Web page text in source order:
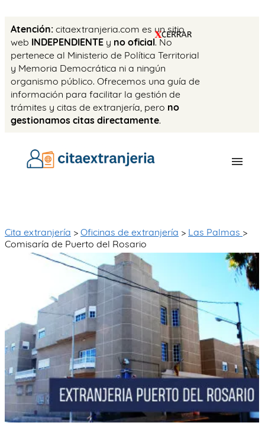
Atención: citaextranjeria.com es un sitio
web INDEPENDIENTE y no oficial. No
pertenece al Ministerio de Política Territorial
y Memoria Democrática ni a ningún
organismo público. Ofrecemos una guía de
información para facilitar la gestión de
trámites y citas de extranjería, pero no
gestionamos citas directamente.
TASAS
OK
Cita extranjería > Oficinas de extranjería > Las Palmas >
Comisaría de Puerto del Rosario